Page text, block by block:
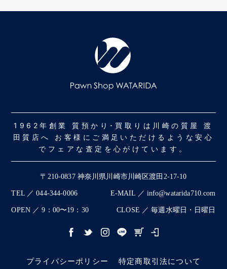
1962年創業 質預かり･買取りは川崎の質屋 渡
田質店へ お客様にご満足いただけるような安心
でフェアな査定を心がけています。
〒210-0837 神奈川県川崎市川崎区渡田2-17-10
TEL ／ 044-344-0006 E-MAIL ／ info@watarida710.com
OPEN ／ 9：00〜19：30 CLOSE ／ 毎週水曜日・日曜日
プライバシーポリシー 特定商取引法について